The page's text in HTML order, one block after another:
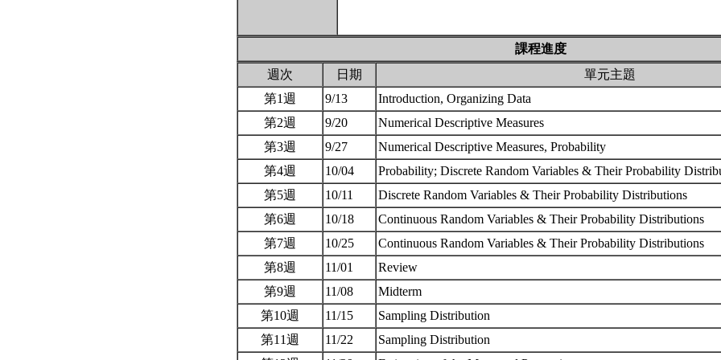
課程進度
週次
日期
單元主題
第1週
9/13
Introduction, Organizing Data
第2週
9/20
Numerical Descriptive Measures
第3週
9/27
Numerical Descriptive Measures, Probability
第4週
10/04
Probability; Discrete Random Variables & Their Probability
第5週
10/11
Discrete Random Variables & Their Probability Distributions
第6週
10/18
Continuous Random Variables & Their Probability Distributions
第7週
10/25
Continuous Random Variables & Their Probability Distributions
第8週
11/01
Review
第9週
11/08
Midterm
第10週
11/15
Sampling Distribution
第11週
11/22
Sampling Distribution